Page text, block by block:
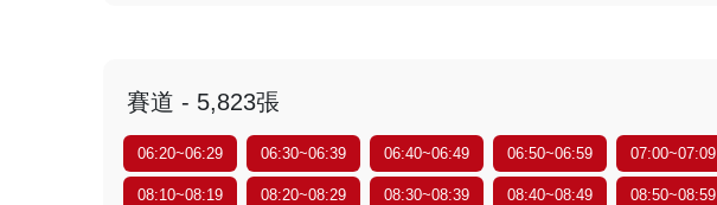
賽道 - 5,823張
06:20~06:29 06:30~06:39 06:40~06:49 06:50~06:59 07:00~07:09
08:10~08:19 08:20~08:29 08:30~08:39 08:40~08:49 08:50~08:59